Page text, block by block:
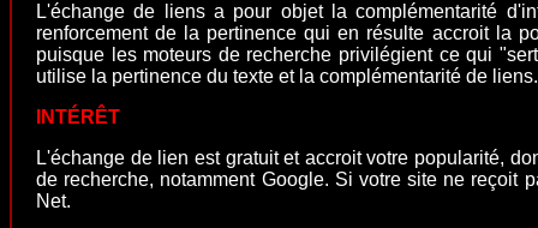
L'échange de liens a pour objet la complémentarité
renforcement de la pertinence qui en résulte accroit la
puisque les moteurs de recherche privilégient ce qui
utilise la pertinence du texte et la complémentarité de liens.
INTÉRÊT
L'échange de lien est gratuit et accroit votre popularité,
de recherche, notamment Google. Si votre site ne reçoit
Net.